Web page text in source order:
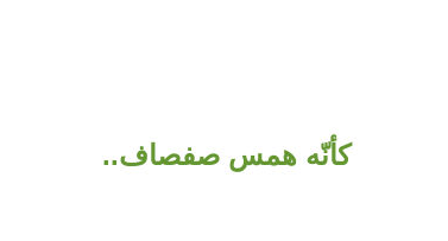
كأنّه همس صفصاف..